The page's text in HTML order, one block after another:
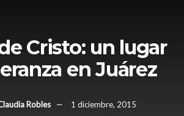
Cristo: un lugar
en Juárez
Robles 1 diciembre, 2015